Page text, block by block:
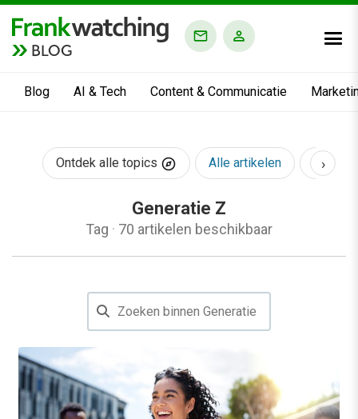
BLOG
Blog AI & Tech Content & Communicatie
Ontdek alle topics Alle artikelen AI &
›
Generatie Z
Tag · 70 artikelen beschikbaar